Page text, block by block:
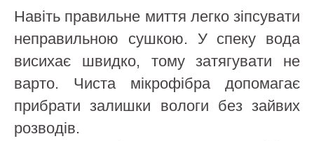
Навіть правильне миття легко зіпсувати
неправильною сушкою. У спеку вода
висихає швидко, тому затягувати не
варто. Чиста мікрофібра допомагає
прибрати залишки вологи без зайвих
розводів.